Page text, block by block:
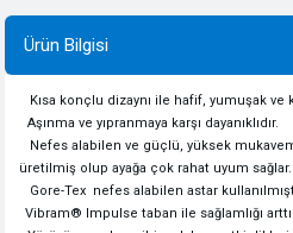
Ürün Bilgisi
Kısa konçlu dizaynı ile hafif, yumuşak ve
Aşınma ve yıpranmaya karşı dayanıklıdır.
Nefes alabilen ve güçlü, yüksek
üretilmiş olup ayağa çok rahat uyum sağlar.
Gore-Tex nefes alabilen astar
Vibram® Impulse taban ile sağlamlığı